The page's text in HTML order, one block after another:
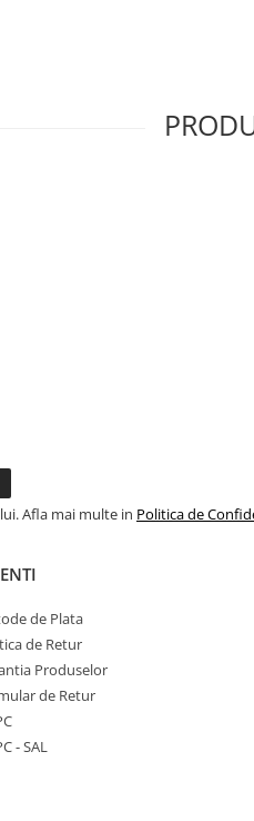
Afla mai multe in Politica de
de Plata
de Retur
Produselor
de Retur
- SAL